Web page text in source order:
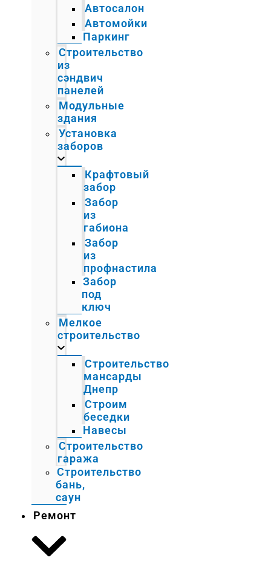
Автосалон
Автомойки
Паркинг
Строительство
из
сэндвич
панелей
Модульные
здания
Установка
заборов
Крафтовый
забор
Забор
из
габиона
Забор
из
профнастила
Забор
под
ключ
Мелкое
строительство
Строительство
мансарды
Днепр
Строим
беседки
Навесы
Строительство
гаража
Строительство
бань,
саун
Ремонт